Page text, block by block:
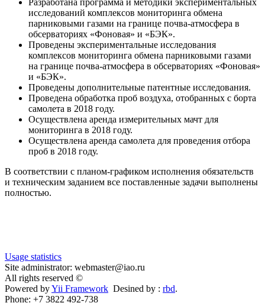
исследований комплексов мониторинга обмена
парниковыми газами на границе почва-атмосфера в
обсерваториях «Фоновая» и «БЭК».
Проведены экспериментальные исследования
комплексов мониторинга обмена парниковыми газами
на границе почва-атмосфера в обсерваториях «Фоновая»
и «БЭК».
Проведены дополнительные патентные исследования.
Проведена обработка проб воздуха, отобранных с борта
самолета в 2018 году.
Осуществлена аренда измерительных мачт для
мониторинга в 2018 году.
Осуществлена аренда самолета для проведения отбора
проб в 2018 году.
В соответствии с планом-графиком исполнения обязательств
и техническим заданием все поставленные задачи выполнены
полностью.
Usage statistics
Site administrator: webmaster@iao.ru
All rights reserved ©
Powered byYii Framework Desined by : rbd.
Phone: +7 3822 492-738